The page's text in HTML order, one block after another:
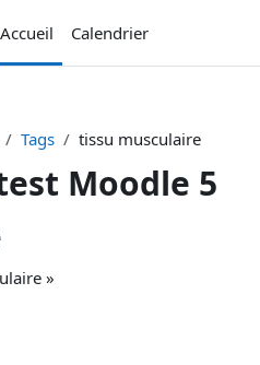
Accueil Calendrier
Tags tissu musculaire
Moodle 5
»